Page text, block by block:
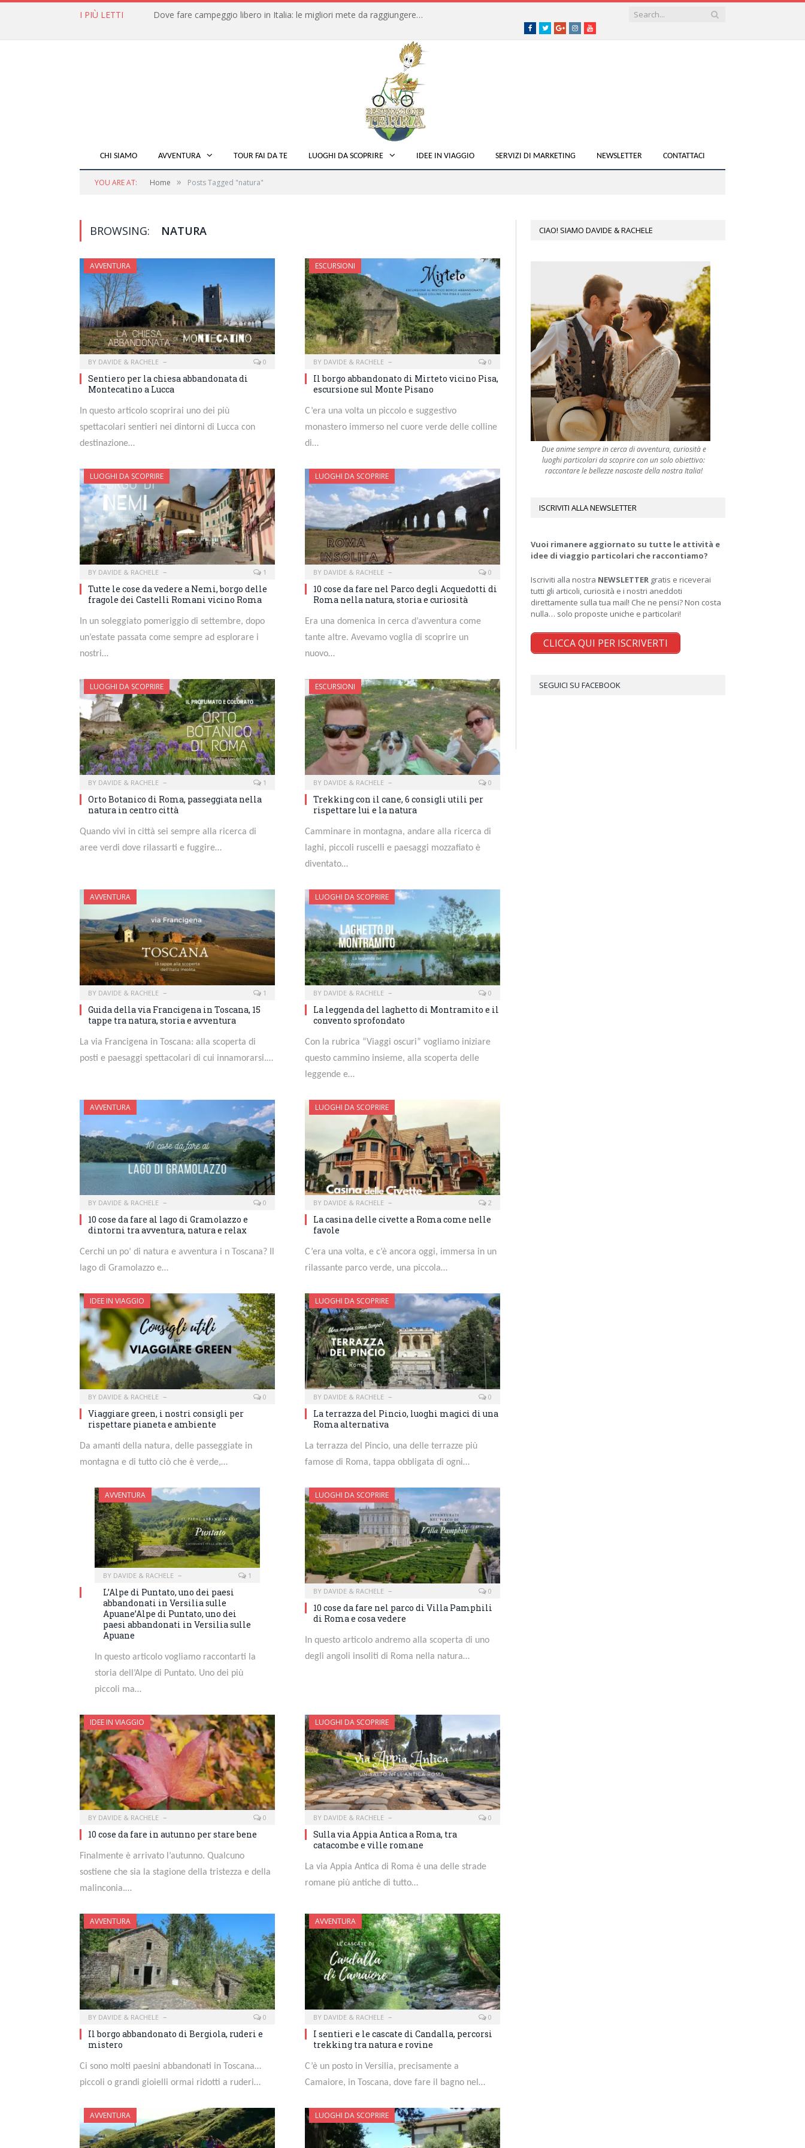
I PIÙ LETTI Dove fare campeggio libero in Italia: le migliori mete da raggiungere in traghetto
Facebook
TwitterGoogle+instagramyoutube
CHI SIAMO AVVENTURA TOUR FAI DA TE LUOGHI DA SCOPRIRE IDEE IN VIAGGIO SERVIZI DI MARKETING NEWSLETTER CONTATTACI
YOU ARE AT: Home » Posts Tagged "natura"
BROWSING: NATURA
AVVENTURA
BY DAVIDE & RACHELE 0
Sentiero per la chiesa abbandonata di
Montecatino a Lucca
In questo articolo scoprirai uno dei più
spettacolari sentieri nei dintorni di Lucca con
destinazione…
ESCURSIONI
BY DAVIDE & RACHELE 0
Il borgo abbandonato di Mirteto vicino Pisa,
escursione sul Monte Pisano
C’era una volta un piccolo e suggestivo
monastero immerso nel cuore verde delle colline
di…
LUOGHI DA SCOPRIRE
BY DAVIDE & RACHELE 1
Tutte le cose da vedere a Nemi, borgo delle
fragole dei Castelli Romani vicino Roma
In un soleggiato pomeriggio di settembre, dopo
un’estate passata come sempre ad esplorare i
nostri…
LUOGHI DA SCOPRIRE
BY DAVIDE & RACHELE 0
10 cose da fare nel Parco degli Acquedotti di
Roma nella natura, storia e curiosità
Era una domenica in cerca d’avventura come
tante altre. Avevamo voglia di scoprire un
nuovo…
LUOGHI DA SCOPRIRE
BY DAVIDE & RACHELE 1
Orto Botanico di Roma, passeggiata nella
natura in centro città
Quando vivi in città sei sempre alla ricerca di
aree verdi dove rilassarti e fuggire…
ESCURSIONI
BY DAVIDE & RACHELE 0
Trekking con il cane, 6 consigli utili per
rispettare lui e la natura
Camminare in montagna, andare alla ricerca di
laghi, piccoli ruscelli e paesaggi mozzafiato è
diventato…
AVVENTURA
BY DAVIDE & RACHELE 1
Guida della via Francigena in Toscana, 15
tappe tra natura, storia e avventura
La via Francigena in Toscana: alla scoperta di
posti e paesaggi spettacolari di cui innamorarsi.…
LUOGHI DA SCOPRIRE
BY DAVIDE & RACHELE 0
La leggenda del laghetto di Montramito e il
convento sprofondato
Con la rubrica “Viaggi oscuri” vogliamo iniziare
questo cammino insieme, alla scoperta delle
leggende e…
AVVENTURA
BY DAVIDE & RACHELE 0
10 cose da fare al lago di Gramolazzo e
dintorni tra avventura, natura e relax
Cerchi un po’ di natura e avventura i n Toscana? Il
lago di Gramolazzo e…
LUOGHI DA SCOPRIRE
BY DAVIDE & RACHELE 2
La casina delle civette a Roma come nelle
favole
C’era una volta, e c’è ancora oggi, immersa in un
rilassante parco verde, una piccola…
IDEE IN VIAGGIO
BY DAVIDE & RACHELE 0
Viaggiare green, i nostri consigli per
rispettare pianeta e ambiente
Da amanti della natura, delle passeggiate in
montagna e di tutto ciò che è verde,…
LUOGHI DA SCOPRIRE
BY DAVIDE & RACHELE 0
La terrazza del Pincio, luoghi magici di una
Roma alternativa
La terrazza del Pincio, una delle terrazze più
famose di Roma, tappa obbligata di ogni…
AVVENTURA
BY DAVIDE & RACHELE 1
L’Alpe di Puntato, uno dei paesi
abbandonati in Versilia sulle
Apuane’Alpe di Puntato, uno dei
paesi abbandonati in Versilia sulle
Apuane
In questo articolo vogliamo raccontarti la
storia dell’Alpe di Puntato. Uno dei più
piccoli ma…
LUOGHI DA SCOPRIRE
BY DAVIDE & RACHELE 0
10 cose da fare nel parco di Villa Pamphili
di Roma e cosa vedere
In questo articolo andremo alla scoperta di uno
degli angoli insoliti di Roma nella natura…
IDEE IN VIAGGIO
BY DAVIDE & RACHELE 0
10 cose da fare in autunno per stare bene
Finalmente è arrivato l’autunno. Qualcuno
sostiene che sia la stagione della tristezza e della
malinconia.…
LUOGHI DA SCOPRIRE
BY DAVIDE & RACHELE 0
Sulla via Appia Antica a Roma, tra
catacombe e ville romane
La via Appia Antica di Roma è una delle strade
romane più antiche di tutto…
AVVENTURA
BY DAVIDE & RACHELE 0
Il borgo abbandonato di Bergiola, ruderi e
mistero
Ci sono molti paesini abbandonati in Toscana…
piccoli o grandi gioielli ormai ridotti a ruderi…
AVVENTURA
BY DAVIDE & RACHELE 0
I sentieri e le cascate di Candalla, percorsi
trekking tra natura e rovine
C’è un posto in Versilia, precisamente a
Camaiore, in Toscana, dove fare il bagno nel…
AVVENTURA LUOGHI DA SCOPRIRE
CIAO! SIAMO DAVIDE & RACHELE
Due anime sempre in cerca di avventura, curiosità e
luoghi particolari da scoprire con un solo obiettivo:
raccontare le bellezze nascoste della nostra Italia!
ISCRIVITI ALLA NEWSLETTER
Vuoi rimanere aggiornato su tutte le attività e
idee di viaggio particolari che raccontiamo?
Iscriviti alla nostra NEWSLETTER gratis e riceverai
tutti gli articoli, curiosità e i nostri aneddoti
direttamente sulla tua mail! Che ne pensi? Non costa
nulla… solo proposte uniche e particolari!
CLICCA QUI PER ISCRIVERTI
SEGUICI SU FACEBOOK